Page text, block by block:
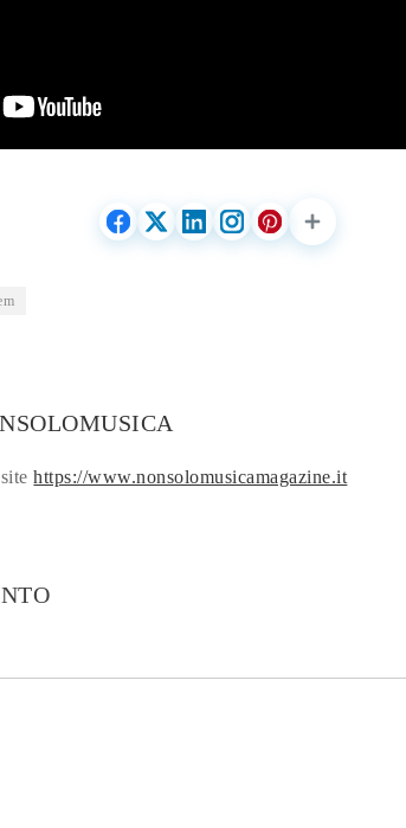
https://www.nonsolomusicamagazine.it